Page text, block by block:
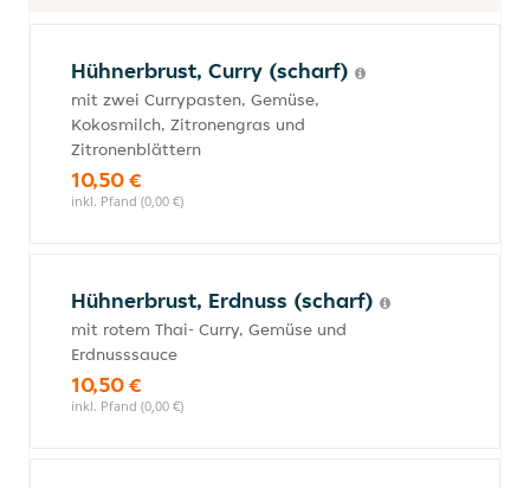
Hühnerbrust, Curry (scharf)
mit zwei Currypasten, Gemüse,
Kokosmilch, Zitronengras und
Zitronenblättern
10,50 €
inkl. Pfand (0,00 €)
Hühnerbrust, Erdnuss (scharf)
mit rotem Thai- Curry, Gemüse und
Erdnusssauce
10,50 €
inkl. Pfand (0,00 €)